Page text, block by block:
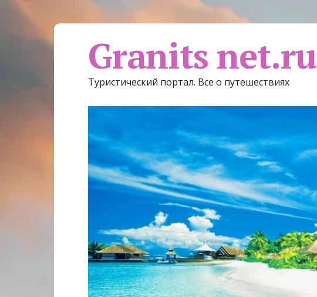
Granits net.ru
Туристический портал. Все о путешествиях